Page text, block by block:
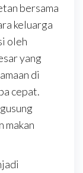
bersama
keluarga
oleh
yang
di
cepat.
makan